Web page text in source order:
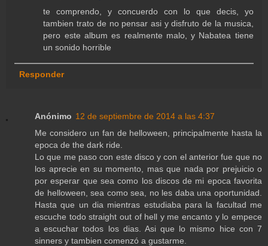
te comprendo, y concuerdo con lo que decis, yo
tambien trato de no pensar asi y disfruto de la musica,
pero este album es realmente malo, y Nabatea tiene
un sonido horrible
Responder
Anónimo 12 de septiembre de 2014 a las 4:37
Me considero un fan de helloween, principalmente hasta la
epoca de the dark ride.
Lo que me paso con este disco y con el anterior fue que no
los aprecie en su momento, mas que nada por prejuicio o
por esperar que sea como los discos de mi epoca favorita
de helloween, sea como sea, no les daba una oportunidad.
Hasta que un dia mientras estudiaba para la facultad me
escuche todo straight out of hell y me encanto y lo empece
a escuchar todos los dias. Asi que lo mismo hice con 7
sinners y tambien comenzó a gustarme.